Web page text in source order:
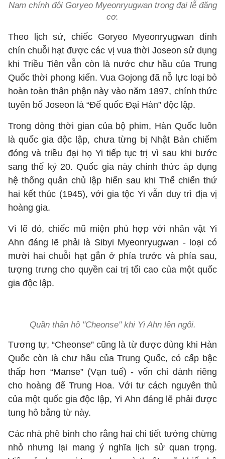
Nam chính đội Goryeo Myeonryugwan trong đại lễ đăng
cơ.
Theo lịch sử, chiếc Goryeo Myeonryugwan đính
chín chuỗi hạt được các vị vua thời Joseon sử dụng
khi Triều Tiên vẫn còn là nước chư hầu của Trung
Quốc thời phong kiến. Vua Gojong đã nỗ lực loại bỏ
hoàn toàn thân phận này vào năm 1897, chính thức
tuyên bố Joseon là “Đế quốc Đại Hàn” độc lập.
Trong dòng thời gian của bộ phim, Hàn Quốc luôn
là quốc gia độc lập, chưa từng bị Nhật Bản chiếm
đóng và triều đại họ Yi tiếp tục trị vì sau khi bước
sang thế kỷ 20. Quốc gia này chính thức áp dụng
hệ thống quân chủ lập hiến sau khi Thế chiến thứ
hai kết thúc (1945), với gia tộc Yi vẫn duy trì địa vị
hoàng gia.
Vì lẽ đó, chiếc mũ miện phù hợp với nhân vật Yi
Ahn đáng lẽ phải là Sibyi Myeonryugwan - loại có
mười hai chuỗi hạt gắn ở phía trước và phía sau,
tượng trưng cho quyền cai trị tối cao của một quốc
gia độc lập.
Quần thân hô "Cheonse" khi Yi Ahn lên ngôi.
Tương tự, “Cheonse” cũng là từ được dùng khi Hàn
Quốc còn là chư hầu của Trung Quốc, có cấp bậc
thấp hơn “Manse” (Vạn tuế) - vốn chỉ dành riêng
cho hoàng đế Trung Hoa. Với tư cách nguyên thủ
của một quốc gia độc lập, Yi Ahn đáng lẽ phải được
tung hô bằng từ này.
Các nhà phê bình cho rằng hai chi tiết tưởng chừng
nhỏ nhưng lại mang ý nghĩa lịch sử quan trọng.